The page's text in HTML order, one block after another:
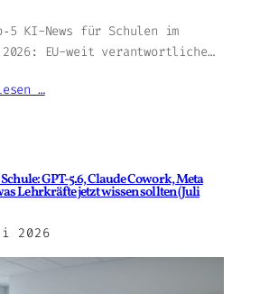
KI-News für Schulen im
2026: EU-weit verantwortliche…
…
GPT-5.6, Claude Cowork, Meta
Lehrkräfte jetzt wissen sollten (Juli
2026